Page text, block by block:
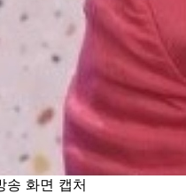
송 화면 캡처